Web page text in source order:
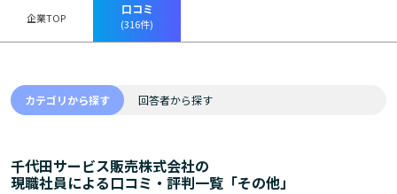
企業TOP
口コミ
(316件)
カテゴリから探す 回答者から探す
千代田サービス販売株式会社の
現職社員による口コミ・評判一覧「その他」